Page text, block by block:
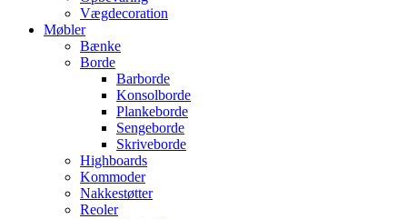
Vægdecoration
Møbler
Bænke
Borde
Barborde
Konsolborde
Plankeborde
Sengeborde
Skriveborde
Highboards
Kommoder
Nakkestøtter
Reoler